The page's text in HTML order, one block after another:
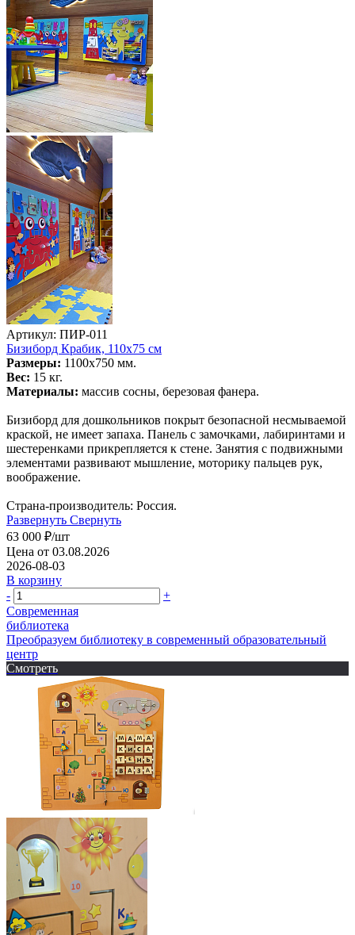
Артикул: ПИР-011
Бизиборд Крабик, 110х75 см
Размеры: 1100х750 мм.
Вес: 15 кг.
Материалы: массив сосны, березовая фанера.
Бизиборд для дошкольников покрыт безопасной несмываемой
краской, не имеет запаха. Панель с замочками, лабиринтами и
шестеренками прикрепляется к стене. Занятия с подвижными
элементами развивают мышление, моторику пальцев рук,
воображение.
Страна-производитель: Россия.
Развернуть Свернуть
63 000 ₽/шт
Цена от 03.08.2026
2026-08-03
В корзину
-
+
Современная
библиотека
Преобразуем библиотеку в современный образовательный
центр
Смотреть